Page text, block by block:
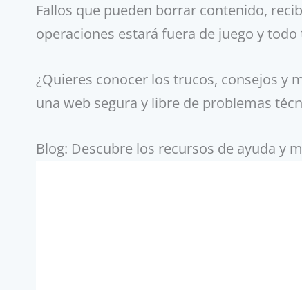
Fallos que pueden borrar contenido,
operaciones estará fuera de juego y
¿Quieres conocer los trucos, consejos y
una web segura y libre de problemas
Blog: Descubre los recursos de ayuda y